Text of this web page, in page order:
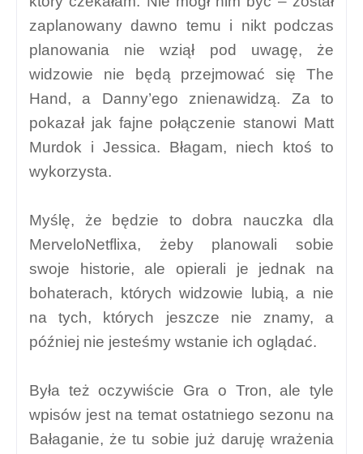
zaplanowany dawno temu i nikt podczas
planowania nie wziął pod uwagę, że
widzowie nie będą przejmować się The
Hand, a Danny’ego znienawidzą. Za to
pokazał jak fajne połączenie stanowi Matt
Murdok i Jessica. Błagam, niech ktoś to
wykorzysta.
Myślę, że będzie to dobra nauczka dla
MerveloNetflixa, żeby planowali sobie
swoje historie, ale opierali je jednak na
bohaterach, których widzowie lubią, a nie
na tych, których jeszcze nie znamy, a
później nie jesteśmy wstanie ich oglądać.
Była też oczywiście Gra o Tron, ale tyle
wpisów jest na temat ostatniego sezonu na
Bałaganie, że tu sobie już daruję wrażenia